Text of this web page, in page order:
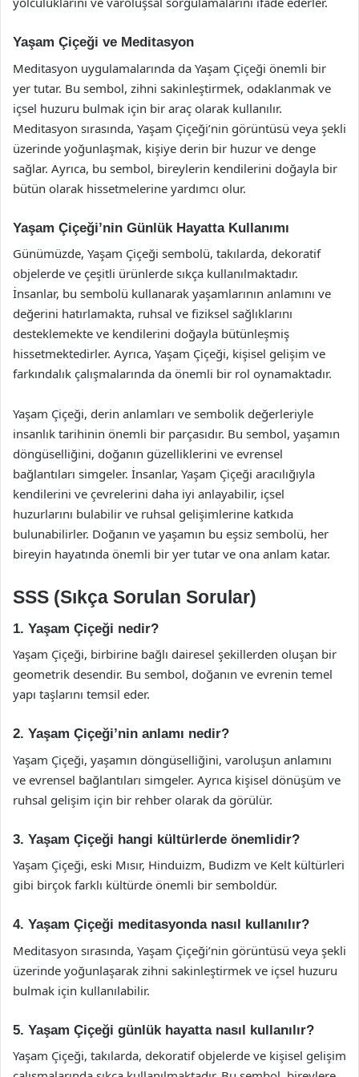
Yaşam Çiçeği ve Meditasyon
Meditasyon uygulamalarında da Yaşam Çiçeği önemli bir
yer tutar. Bu sembol, zihni sakinleştirmek, odaklanmak ve
içsel huzuru bulmak için bir araç olarak kullanılır.
Meditasyon sırasında, Yaşam Çiçeği’nin görüntüsü veya şekli
üzerinde yoğunlaşmak, kişiye derin bir huzur ve denge
sağlar. Ayrıca, bu sembol, bireylerin kendilerini doğayla bir
bütün olarak hissetmelerine yardımcı olur.
Yaşam Çiçeği’nin Günlük Hayatta Kullanımı
Günümüzde, Yaşam Çiçeği sembolü, takılarda, dekoratif
objelerde ve çeşitli ürünlerde sıkça kullanılmaktadır.
İnsanlar, bu sembolü kullanarak yaşamlarının anlamını ve
değerini hatırlamakta, ruhsal ve fiziksel sağlıklarını
desteklemekte ve kendilerini doğayla bütünleşmiş
hissetmektedirler. Ayrıca, Yaşam Çiçeği, kişisel gelişim ve
farkındalık çalışmalarında da önemli bir rol oynamaktadır.
Yaşam Çiçeği, derin anlamları ve sembolik değerleriyle
insanlık tarihinin önemli bir parçasıdır. Bu sembol, yaşamın
döngüselliğini, doğanın güzelliklerini ve evrensel
bağlantıları simgeler. İnsanlar, Yaşam Çiçeği aracılığıyla
kendilerini ve çevrelerini daha iyi anlayabilir, içsel
huzurlarını bulabilir ve ruhsal gelişimlerine katkıda
bulunabilirler. Doğanın ve yaşamın bu eşsiz sembolü, her
bireyin hayatında önemli bir yer tutar ve ona anlam katar.
SSS (Sıkça Sorulan Sorular)
1. Yaşam Çiçeği nedir?
Yaşam Çiçeği, birbirine bağlı dairesel şekillerden oluşan bir
geometrik desendir. Bu sembol, doğanın ve evrenin temel
yapı taşlarını temsil eder.
2. Yaşam Çiçeği’nin anlamı nedir?
Yaşam Çiçeği, yaşamın döngüselliğini, varoluşun anlamını
ve evrensel bağlantıları simgeler. Ayrıca kişisel dönüşüm ve
ruhsal gelişim için bir rehber olarak da görülür.
3. Yaşam Çiçeği hangi kültürlerde önemlidir?
Yaşam Çiçeği, eski Mısır, Hinduizm, Budizm ve Kelt kültürleri
gibi birçok farklı kültürde önemli bir semboldür.
4. Yaşam Çiçeği meditasyonda nasıl kullanılır?
Meditasyon sırasında, Yaşam Çiçeği’nin görüntüsü veya şekli
üzerinde yoğunlaşarak zihni sakinleştirmek ve içsel huzuru
bulmak için kullanılabilir.
5. Yaşam Çiçeği günlük hayatta nasıl kullanılır?
Yaşam Çiçeği, takılarda, dekoratif objelerde ve kişisel gelişim